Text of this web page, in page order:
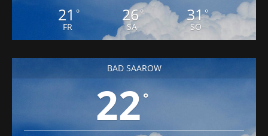
21 °
FR
26°
SA
31°
SO
BAD SAAROW
22 °